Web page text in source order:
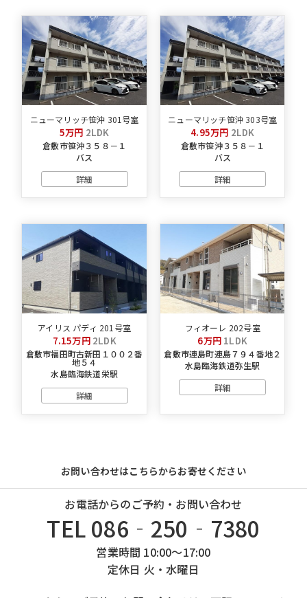
ニューマリッチ笹沖 301号室
5万円 2LDK
倉敷市笹沖３５８－１
バス
詳細
ニューマリッチ笹沖 303号室
4.95万円 2LDK
倉敷市笹沖３５８－１
バス
詳細
アイリス パディ 201号室
7.15万円 2LDK
倉敷市福田町古新田１００２番
地５４
水島臨海鉄道栄駅
詳細
フィオーレ 202号室
6万円 1LDK
倉敷市連島町連島７９４番地２
水島臨海鉄道弥生駅
詳細
お問い合わせはこちらからお寄せください
お電話からのご予約・お問い合わせ
TEL 086‐250‐7380
営業時間 10:00～17:00
定休日 火・水曜日